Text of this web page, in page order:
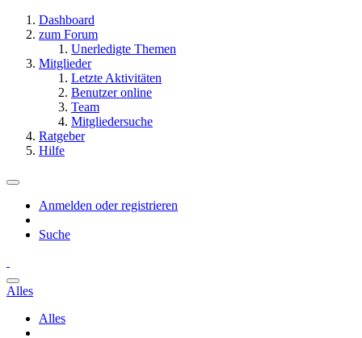
Dashboard
zum Forum
Unerledigte Themen
Mitglieder
Letzte Aktivitäten
Benutzer online
Team
Mitgliedersuche
Ratgeber
Hilfe
Anmelden oder registrieren
Suche
Alles
Alles